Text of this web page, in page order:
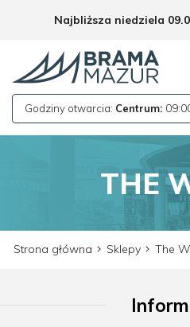
Najbliższa niedziela
Godziny otwarcia: Centrum:
THE
Strona główna Sklepy The